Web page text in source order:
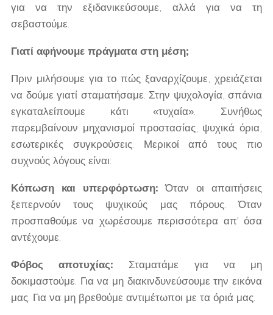
για να την εξιδανικεύσουμε, αλλά για να τη
σεβαστούμε.
Γιατί αφήνουμε πράγματα στη μέση;
Πριν μιλήσουμε για το πώς ξαναρχίζουμε, χρειάζεται
να δούμε γιατί σταματήσαμε. Στην ψυχολογία, σπάνια
εγκαταλείπουμε κάτι «τυχαία». Συνήθως
παρεμβαίνουν μηχανισμοί προστασίας, ψυχικά όρια,
εσωτερικές συγκρούσεις. Μερικοί από τους πιο
συχνούς λόγους είναι:
Κόπωση και υπερφόρτωση: Όταν οι απαιτήσεις
ξεπερνούν τους ψυχικούς μας πόρους. Όταν
προσπαθούμε να χωρέσουμε περισσότερα απ' όσα
αντέχουμε.
Φόβος αποτυχίας: Σταματάμε για να μη
δοκιμαστούμε. Για να μη διακινδυνεύσουμε την εικόνα
μας. Για να μη βρεθούμε αντιμέτωποι με τα όριά μας.